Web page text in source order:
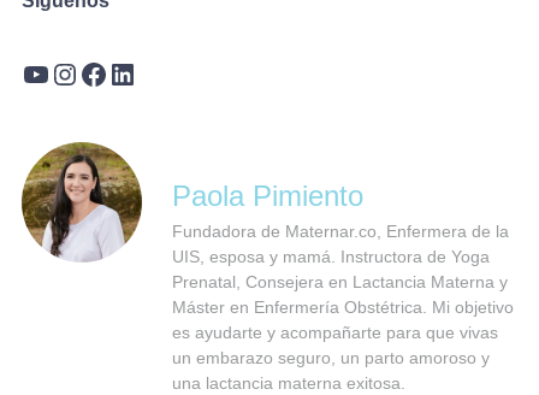
Paola Pimiento
Fundadora de Maternar.co, Enfermera de la
UIS, esposa y mamá. Instructora de Yoga
Prenatal, Consejera en Lactancia Materna y
Máster en Enfermería Obstétrica. Mi objetivo
es ayudarte y acompañarte para que vivas
un embarazo seguro, un parto amoroso y
una lactancia materna exitosa.